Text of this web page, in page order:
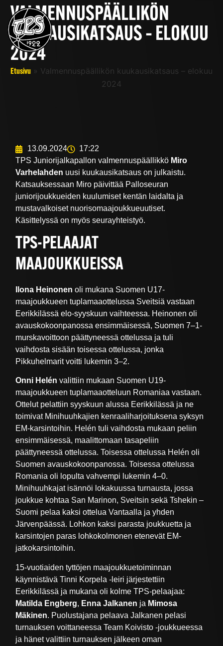
VALMENNUSPÄÄLLIKÖN
KUUKAUSIKATSAUS – ELOKUU
2024
Etusivu » Valmennuspäällikön kuukausikatsaus – elokuu
2024
13.09.2024
17:22
TPS Juniorijalkapallon valmennuspäällikkö Miro
Varhelahden uusi kuukausikatsaus on julkaistu.
Katsauksessaan Miro päivittää Palloseuran
juniorijoukkueiden kuulumiset kentän laidalta ja
mustavalkoiset nuorisomaajoukkueuutiset.
Käsittelyssä on myös seurayhteistyö.
TPS-PELAAJAT
MAAJOUKKUEISSA
Ilona Heinonenoli mukana Suomen U17-
maajoukkueen tuplamaaottelussa Sveitsiä vastaan
Eerikkilässä elo-syyskuun vaihteessa. Heinonen oli
avauskokoonpanossa ensimmäisessä, Suomen 7–1-
murskavoittoon päättyneessä ottelussa ja tuli
vaihdosta sisään toisessa ottelussa, jonka
Pikkuhelmarit voitti lukemin 3–2.
Onni Helénvalittiin mukaan Suomen U19-
maajoukkueen tuplamaaotteluun Romaniaa vastaan.
Ottelut pelattiin syyskuun alussa Eerikkilässä ja ne
toimivat Minihuuhkajien kenraaliharjoituksena syksyn
EM-karsintoihin. Helén tuli vaihdosta mukaan peliin
ensimmäisessä, maalittomaan tasapeliin
päättyneessä ottelussa. Toisessa ottelussa Helén oli
Suomen avauskokoonpanossa. Toisessa ottelussa
Romania oli lopulta vahvempi lukemin 4–0.
Minihuuhkajat isännöi lokakuussa turnausta, jossa
joukkue kohtaa San Marinon, Sveitsin sekä Tshekin –
Suomi pelaa kaksi ottelua Vantaalla ja yhden
Järvenpäässä. Lohkon kaksi parasta joukkuetta ja
karsintojen paras lohkokolmonen etenevät EM-
jatkokarsintoihin.
15-vuotiaiden tyttöjen maajoukkuetoiminnan
käynnistävä Tinni Korpela -leiri järjestettiin
Eerikkilässä ja mukana oli kolme TPS-pelaajaa:
Matilda Engberg, Enna Jalkanen ja Mimosa
Mäkinen. Puolustajana pelaava Jalkanen pelasi
turnauksen voittaneessa Team Koivisto -joukkueessa
ja hänet valittiin turnauksen jälkeen oman